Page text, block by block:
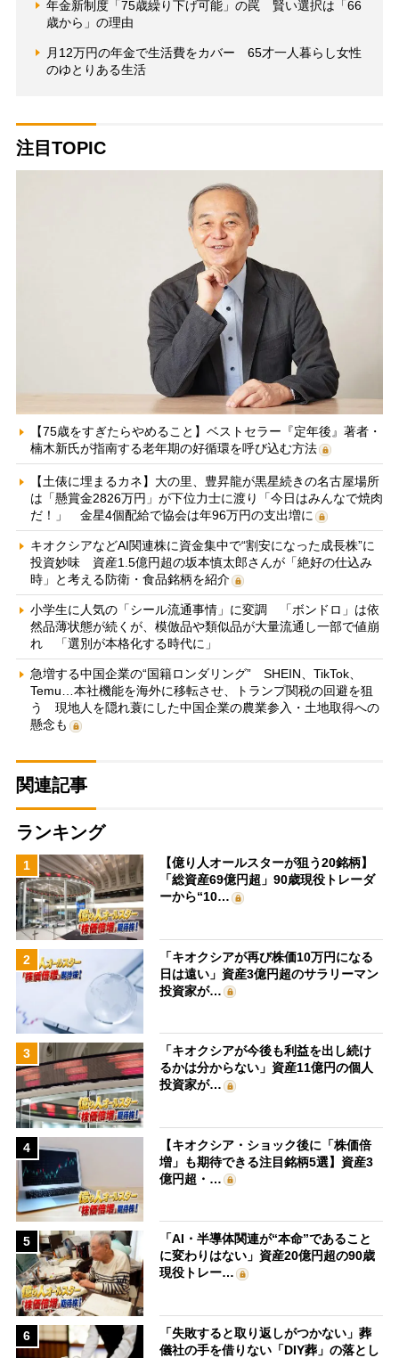
年金新制度「75歳繰り下げ可能」の罠 賢い選択は「66
歳から」の理由
月12万円の年金で生活費をカバー 65才一人暮らし女性
のゆとりある生活
注目TOPIC
【75歳をすぎたらやめること】ベストセラー『定年後』著者・
楠木新氏が指南する老年期の好循環を呼び込む方法
【土俵に埋まるカネ】大の里、豊昇龍が黒星続きの名古屋場所
は「懸賞金2826万円」が下位力士に渡り「今日はみんなで焼肉
だ！」 金星4個配給で協会は年96万円の支出増に
キオクシアなどAI関連株に資金集中で“割安になった成長株”に
投資妙味 資産1.5億円超の坂本慎太郎さんが「絶好の仕込み
時」と考える防衛・食品銘柄を紹介
小学生に人気の「シール流通事情」に変調 「ボンドロ」は依
然品薄状態が続くが、模倣品や類似品が大量流通し一部で値崩
れ 「選別が本格化する時代に」
急増する中国企業の“国籍ロンダリング” SHEIN、TikTok、
Temu…本社機能を海外に移転させ、トランプ関税の回避を狙
う 現地人を隠れ蓑にした中国企業の農業参入・土地取得への
懸念も
関連記事
ランキング
1
【億り人オールスターが狙う20銘柄】
「総資産69億円超」90歳現役トレーダ
ーから“10…
2
「キオクシアが再び株価10万円になる
日は遠い」資産3億円超のサラリーマン
投資家が…
3
「キオクシアが今後も利益を出し続け
るかは分からない」資産11億円の個人
投資家が…
4
【キオクシア・ショック後に「株価倍
増」も期待できる注目銘柄5選】資産3
億円超・…
5
「AI・半導体関連が“本命”であること
に変わりはない」資産20億円超の90歳
現役トレー…
6
「失敗すると取り返しがつかない」葬
儀社の手を借りない「DIY葬」の落とし